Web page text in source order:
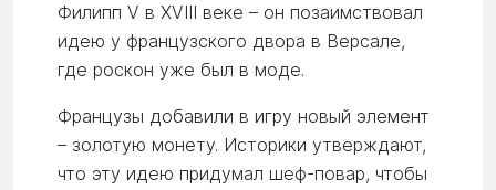
Филипп V в XVIII веке – он позаимствовал
идею у французского двора в Версале,
где роскон уже был в моде.
Французы добавили в игру новый элемент
– золотую монету. Историки утверждают,
что эту идею придумал шеф-повар, чтобы